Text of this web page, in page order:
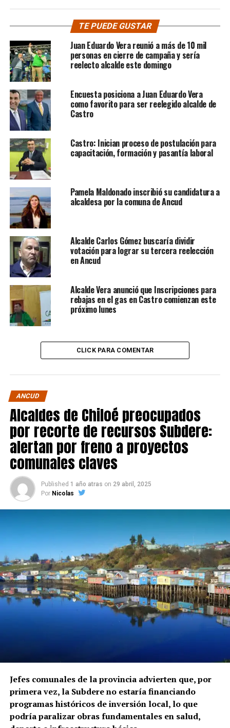
TE PUEDE GUSTAR
Juan Eduardo Vera reunió a más de 10 mil
personas en cierre de campaña y sería
reelecto alcalde este domingo
Encuesta posiciona a Juan Eduardo Vera
como favorito para ser reelegido alcalde de
Castro
Castro: Inician proceso de postulación para
capacitación, formación y pasantía laboral
Pamela Maldonado inscribió su candidatura a
alcaldesa por la comuna de Ancud
Alcalde Carlos Gómez buscaría dividir
votación para lograr su tercera reelección
en Ancud
Alcalde Vera anunció que Inscripciones para
rebajas en el gas en Castro comienzan este
próximo lunes
CLICK PARA COMENTAR
ANCUD
Alcaldes de Chiloé preocupados
por recorte de recursos Subdere:
alertan por freno a proyectos
comunales claves
Published 1 año atras on 29 abril, 2025
Por Nicolas
Jefes comunales de la provincia advierten que, por
primera vez, la Subdere no estaría financiando
programas históricos de inversión local, lo que
podría paralizar obras fundamentales en salud,